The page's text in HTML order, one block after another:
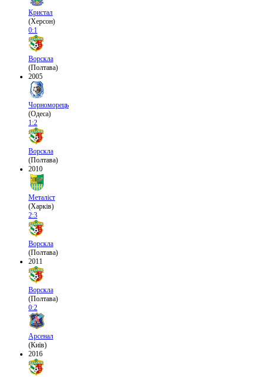
Кристал
(Херсон)
0:1
Ворскла
(Полтава)
2005
Чорноморець
(Одеса)
1:2
Ворскла
(Полтава)
2010
Металіст
(Харків)
2:3
Ворскла
(Полтава)
2011
Ворскла
(Полтава)
0:2
Арсенал
(Київ)
2016